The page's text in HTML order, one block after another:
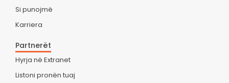
Si punojmë
Karriera
Partnerët
Hyrja në Extranet
Listoni pronën tuaj